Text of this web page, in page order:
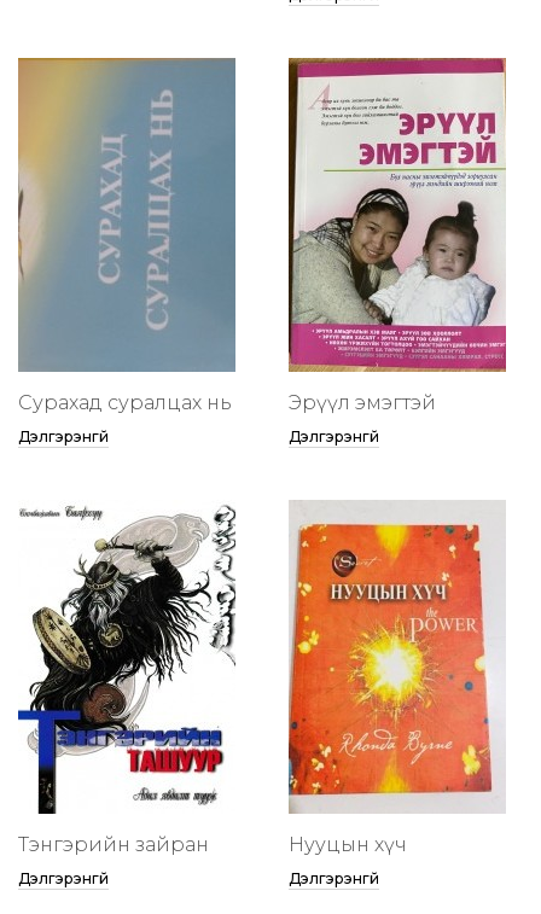
Сурахад суралцах нь
Дэлгэрэнгүй
Эрүүл эмэгтэй
Дэлгэрэнгүй
Тэнгэрийн зайран
Дэлгэрэнгүй
Нууцын хүч
Дэлгэрэнгүй